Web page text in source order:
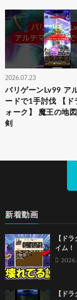
2026.07.23
バリゲーンLv99 ア
ードで1手討伐 【ド
ォーク】 魔王の地
剣
新着動画
【ド
イム！
【ド